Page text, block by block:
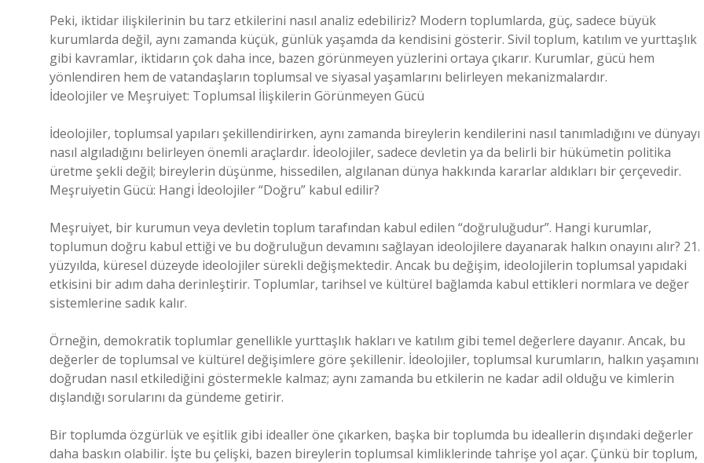
Peki, iktidar ilişkilerinin bu tarz etkilerini nasıl analiz edebiliriz? Modern toplumlarda, güç, sadece büyük
kurumlarda değil, aynı zamanda küçük, günlük yaşamda da kendisini gösterir. Sivil toplum, katılım ve yurttaşlık
gibi kavramlar, iktidarın çok daha ince, bazen görünmeyen yüzlerini ortaya çıkarır. Kurumlar, gücü hem
yönlendiren hem de vatandaşların toplumsal ve siyasal yaşamlarını belirleyen mekanizmalardır.
İdeolojiler ve Meşruiyet: Toplumsal İlişkilerin Görünmeyen Gücü
İdeolojiler, toplumsal yapıları şekillendirirken, aynı zamanda bireylerin kendilerini nasıl tanımladığını ve dünyayı
nasıl algıladığını belirleyen önemli araçlardır. İdeolojiler, sadece devletin ya da belirli bir hükümetin politika
üretme şekli değil; bireylerin düşünme, hissedilen, algılanan dünya hakkında kararlar aldıkları bir çerçevedir.
Meşruiyetin Gücü: Hangi İdeolojiler “Doğru” kabul edilir?
Meşruiyet, bir kurumun veya devletin toplum tarafından kabul edilen “doğruluğudur”. Hangi kurumlar,
toplumun doğru kabul ettiği ve bu doğruluğun devamını sağlayan ideolojilere dayanarak halkın onayını alır? 21.
yüzyılda, küresel düzeyde ideolojiler sürekli değişmektedir. Ancak bu değişim, ideolojilerin toplumsal yapıdaki
etkisini bir adım daha derinleştirir. Toplumlar, tarihsel ve kültürel bağlamda kabul ettikleri normlara ve değer
sistemlerine sadık kalır.
Örneğin, demokratik toplumlar genellikle yurttaşlık hakları ve katılım gibi temel değerlere dayanır. Ancak, bu
değerler de toplumsal ve kültürel değişimlere göre şekillenir. İdeolojiler, toplumsal kurumların, halkın yaşamını
doğrudan nasıl etkilediğini göstermekle kalmaz; aynı zamanda bu etkilerin ne kadar adil olduğu ve kimlerin
dışlandığı sorularını da gündeme getirir.
Bir toplumda özgürlük ve eşitlik gibi idealler öne çıkarken, başka bir toplumda bu ideallerin dışındaki değerler
daha baskın olabilir. İşte bu çelişki, bazen bireylerin toplumsal kimliklerinde tahrişe yol açar. Çünkü bir toplum,